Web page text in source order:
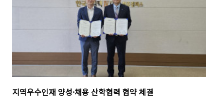
지역우수인재 양성·채용 산학협력 협약 체결